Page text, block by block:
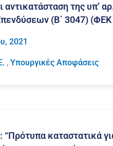
αντικατάσταση της υπ’
(Β΄ 3047)
2021
, Υπουργικές Αποφάσεις
καταστατικά